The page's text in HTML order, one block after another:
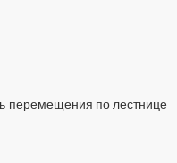
перемещения по лестнице